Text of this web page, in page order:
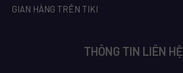
GIAN HÀNG TRÊN TIKI
THÔNG TIN LIÊN HỆ